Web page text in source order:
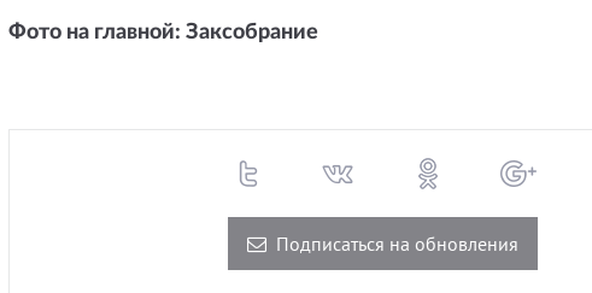
Фото на главной: Заксобрание
Подписаться на обновления